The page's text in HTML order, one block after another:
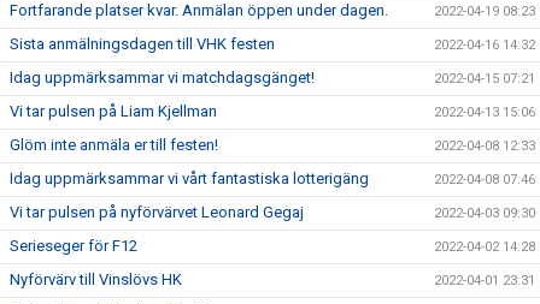
Fortfarande platser kvar. Anmälan öppen under dagen. 2022-04-19 08:23
Sista anmälningsdagen till VHK festen 2022-04-16 14:32
Idag uppmärksammar vi matchdagsgänget! 2022-04-15 07:21
Vi tar pulsen på Liam Kjellman 2022-04-13 15:06
Glöm inte anmäla er till festen! 2022-04-08 12:33
Idag uppmärksammar vi vårt fantastiska lotterigäng 2022-04-08 07:46
Vi tar pulsen på nyförvärvet Leonard Gegaj 2022-04-03 09:30
Serieseger för F12 2022-04-02 14:28
Nyförvärv till Vinslövs HK 2022-04-01 23:31